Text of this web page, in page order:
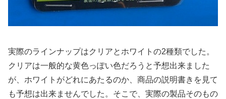
実際のラインナップはクリアとホワイトの2種類でした。
クリアは一般的な黄色っぽい色だろうと予想出来ました
が、ホワイトがどれにあたるのか、商品の説明書きを見て
も予想は出来ませんでした。そこで、実際の製品そのもの